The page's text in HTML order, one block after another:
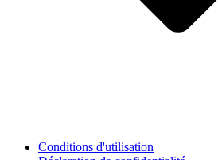
Conditions d'utilisation